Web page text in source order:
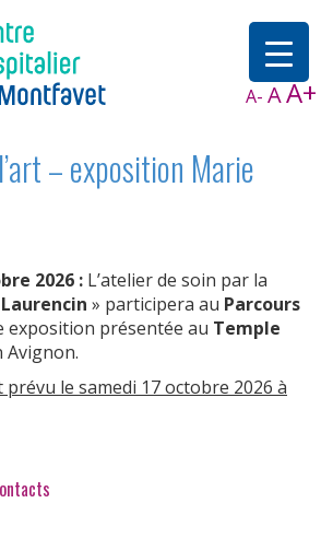
A- AA+
– exposition Marie
2026 : L’atelier de soin par la
» participera au Parcours
exposition présentée au Temple
Avignon.
prévu le samedi 17 octobre 2026 à